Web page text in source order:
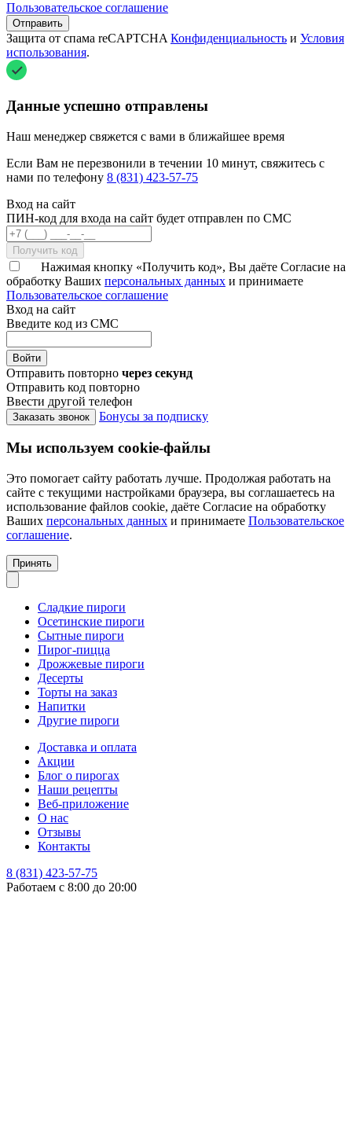
Пользовательское соглашение
Отправить
Защита от спама reCAPTCHA Конфиденциальность и Условия
использования.
Данные успешно отправлены
Наш менеджер свяжется с вами в ближайшее время
Если Вам не перезвонили в течении 10 минут, свяжитесь с
нами по телефону 8 (831) 423-57-75
Вход на сайт
ПИН-код для входа на сайт будет отправлен по СМС
Получить код
Нажимая кнопку «Получить код», Вы даёте Согласие на
обработку Ваших персональных данных и принимаете
Пользовательское соглашение
Вход на сайт
Введите код из СМС
Войти
Отправить повторно через секунд
Отправить код повторно
Ввести другой телефон
Заказать звонок Бонусы за подписку
Мы используем cookie-файлы
Это помогает сайту работать лучше. Продолжая работать на
сайте с текущими настройками браузера, вы соглашаетесь на
использование файлов cookie, даёте Согласие на обработку
Ваших персональных данных и принимаете Пользовательское
соглашение.
Принять
Сладкие пироги
Осетинские пироги
Сытные пироги
Пирог-пицца
Дрожжевые пироги
Десерты
Торты на заказ
Напитки
Другие пироги
Доставка и оплата
Акции
Блог о пирогах
Наши рецепты
Веб-приложение
О нас
Отзывы
Контакты
8 (831) 423-57-75
Работаем с 8:00 до 20:00